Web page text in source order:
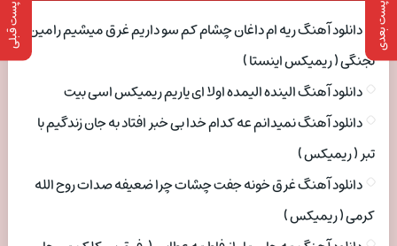
پست بعدی پست قبلی دانلود آهنگ ریه ام داغان چشام کم سو داریم غرق میشیم رامین
تجنگی ( ریمیکس اینستا )
دانلود آهنگ الینده الیمده اولا ای یاریم ریمیکس اسی بیت
دانلود آهنگ نمیدانم عه کدام خدا بی خبر افتاد به جان زندگیم با
تبر ( ریمیکس )
دانلود آهنگ غرق خونه جفت چشات چرا ضعیفه صدات روح الله
کرمی ( ریمیکس )